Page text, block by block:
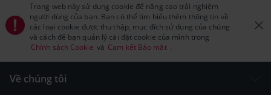
Trang web này sử dụng cookie để nâng cao trải nghiệm
người dùng của bạn. Bạn có thể tìm hiểu thêm thông tin về
các loại cookie được thu thập, mục đích sử dụng của chúng
và cách để bạn quản lý cài đặt cookie của mình trong
Chính sách Cookie và Cam kết Bảo mật .
Về chúng tôi